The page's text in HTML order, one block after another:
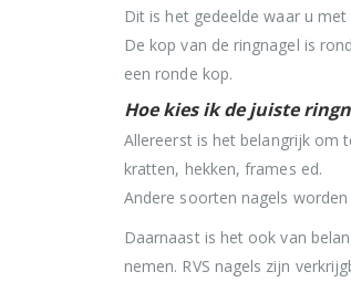
Dit is het gedeelde waar u
De kop van de ringnagel is
een ronde kop.
Hoe kies ik de juiste
Allereerst is het belangrijk om
kratten, hekken, frames ed.
Andere soorten nagels
Daarnaast is het ook van
nemen. RVS nagels zijn